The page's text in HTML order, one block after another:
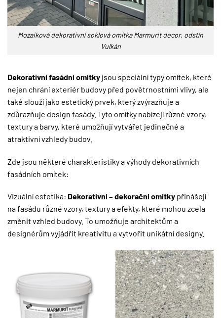
Mozaiková dekorativní soklová omítka Marmurit decor, odstín
Vulkán
Dekorativní fasádní omítky jsou speciální typy omítek, které
nejen chrání exteriér budovy před povětrnostními vlivy, ale
také slouží jako estetický prvek, který zvýrazňuje a
zdůrazňuje design fasády. Tyto omítky nabízejí různé vzory,
textury a barvy, které umožňují vytvářet jedinečné a
atraktivní vzhledy budov.
Zde jsou některé charakteristiky a výhody dekorativních
fasádních omítek:
Vizuální estetika: Dekorativní – dekorační omítky přinášejí
na fasádu různé vzory, textury a efekty, které mohou zcela
změnit vzhled budovy. To umožňuje architektům a
designérům vyjádřit kreativitu a vytvořit unikátní designy.